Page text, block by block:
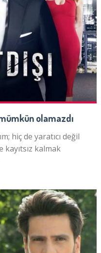
olamazdı
hiç de yaratıcı değil
kayıtsız kalmak